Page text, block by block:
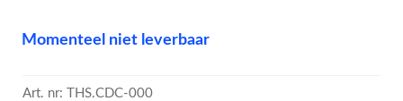
Momenteel niet leverbaar
Art. nr: THS.CDC-000